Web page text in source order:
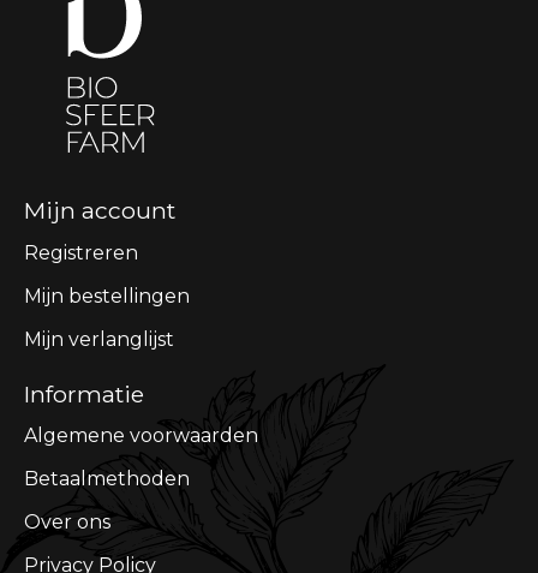
Mijn account
Registreren
Mijn bestellingen
Mijn verlanglijst
Informatie
Algemene voorwaarden
Betaalmethoden
Over ons
Privacy Policy